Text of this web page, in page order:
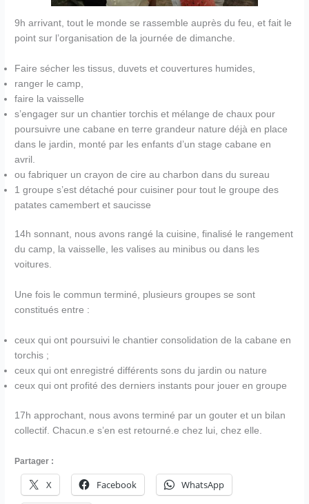
9h arrivant, tout le monde se rassemble auprès du feu, et fait le
point sur l’organisation de la journée de dimanche.
Faire sécher les tissus, duvets et couvertures humides,
ranger le camp,
faire la vaisselle
s’engager sur un chantier torchis et mélange de chaux pour
poursuivre une cabane en terre grandeur nature déjà en place
dans le jardin, monté par les enfants d’un stage cabane en
avril.
ou fabriquer un crayon de cire au charbon dans du sureau
1 groupe s’est détaché pour cuisiner pour tout le groupe des
patates camembert et saucisse
14h sonnant, nous avons rangé la cuisine, finalisé le rangement
du camp, la vaisselle, les valises au minibus ou dans les
voitures.
Une fois le commun terminé, plusieurs groupes se sont
constitués entre :
ceux qui ont poursuivi le chantier consolidation de la cabane en
torchis ;
ceux qui ont enregistré différents sons du jardin ou nature
ceux qui ont profité des derniers instants pour jouer en groupe
17h approchant, nous avons terminé par un gouter et un bilan
collectif. Chacun.e s’en est retourné.e chez lui, chez elle.
Partager :
X Facebook WhatsApp